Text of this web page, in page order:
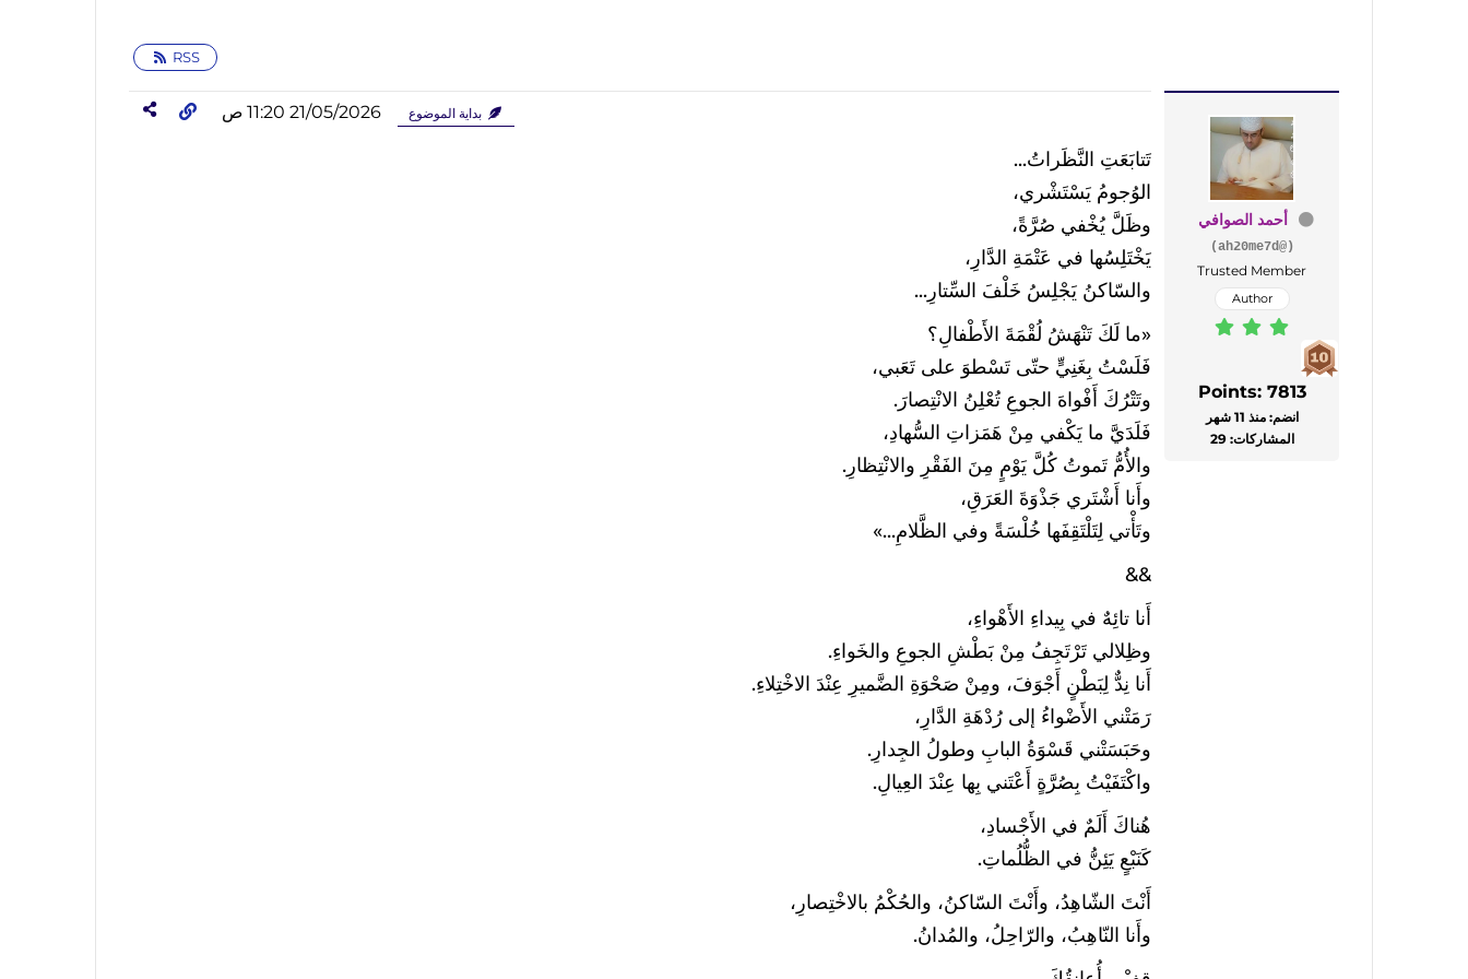
RSS
أحمد الصوافي
(@ah20me7d)
Trusted Member
Author
Points: 7813
انضم: منذ 11 شهر
المشاركات: 29
بداية الموضوع 21/05/2026 11:20 ص
تَتابَعَتِ النَّظَراتُ...
الوُجومُ يَسْتَشْري،
وظَلَّ يُخْفي صُرَّةً،
يَخْتَلِسُها في عَتْمَةِ الدَّارِ،
والسّاكنُ يَجْلِسُ خَلْفَ السِّتارِ...
«ما لَكَ تَنْهَشُ لُقْمَةَ الأَطْفالِ؟
فَلَسْتُ بِغَنِيٍّ حتّى تَسْطوَ على تَعَبي،
وتَتْرُكَ أَفْواهَ الجوعِ تُعْلِنُ الانْتِصارَ.
فَلَدَيَّ ما يَكْفي مِنْ هَمَزاتِ السُّهادِ،
والأُمُّ تَموتُ كُلَّ يَوْمٍ مِنَ الفَقْرِ والانْتِظارِ.
وأَنا أَشْتَري جَذْوَةَ العَرَقِ،
وتَأْتي لِتَلْتَقِفَها خُلْسَةً وفي الظَّلامِ...»
&&
أَنا تائِهٌ في بِيداءِ الأَهْواءِ،
وظِلالي تَرْتَجِفُ مِنْ بَطْشِ الجوعِ والخَواءِ.
أَنا نِدٌّ لِبَطْنٍ أَجْوَفَ، ومِنْ صَحْوَةِ الضَّميرِ عِنْدَ الاخْتِلاءِ.
رَمَتْني الأَضْواءُ إلى رُدْهَةِ الدَّارِ،
وحَبَسَتْني قَسْوَةُ البابِ وطولُ الجِدارِ.
واكْتَفَيْتُ بِصُرَّةٍ أَعْتَني بِها عِنْدَ العِيالِ.
هُناكَ أَلَمٌ في الأَجْسادِ،
كَنَبْعٍ يَئِنُّ في الظُّلُماتِ.
أَنْتَ الشّاهِدُ، وأَنْتَ السّاكنُ، والحُكْمُ بالاخْتِصارِ،
وأَنا النّاهِبُ، والرّاحِلُ، والمُدانُ.